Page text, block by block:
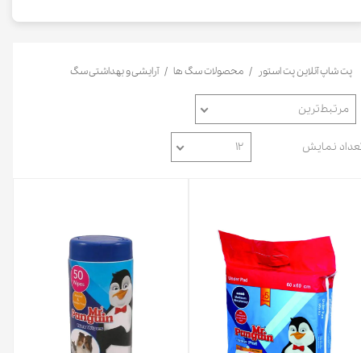
پت شاپ آنلاین پت استور محصولات سگ ها آرایشی و بهداشتی سگ
مرتبط‌ترین
نمایش ۱۲